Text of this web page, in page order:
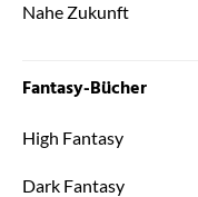
Nahe Zukunft
Fantasy-Bücher
High Fantasy
Dark Fantasy